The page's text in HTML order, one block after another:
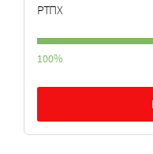
РТПХ
100%